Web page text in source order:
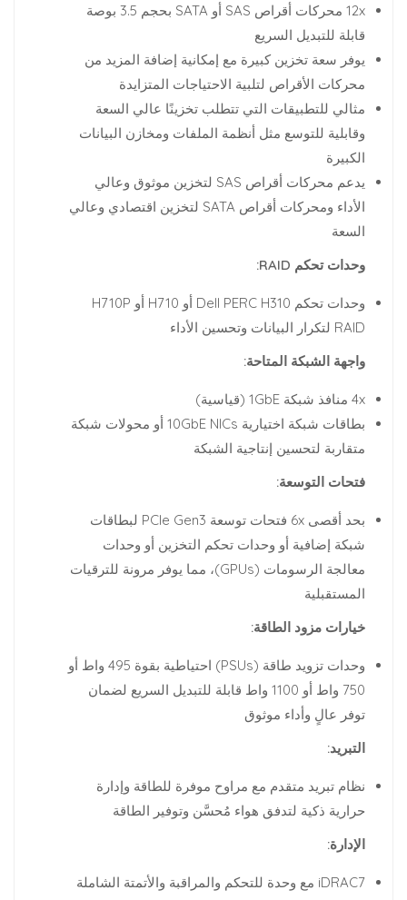
12x محركات أقراص SAS أو SATA بحجم 3.5 بوصة
قابلة للتبديل السريع
يوفر سعة تخزين كبيرة مع إمكانية إضافة المزيد من
محركات الأقراص لتلبية الاحتياجات المتزايدة
مثالي للتطبيقات التي تتطلب تخزينًا عالي السعة
وقابلية للتوسع مثل أنظمة الملفات ومخازن البيانات
الكبيرة
يدعم محركات أقراص SAS لتخزين موثوق وعالي
الأداء ومحركات أقراص SATA لتخزين اقتصادي وعالي
السعة
وحدات تحكم RAID:
وحدات تحكم Dell PERC H310 أو H710 أو H710P
RAID لتكرار البيانات وتحسين الأداء
واجهة الشبكة المتاحة:
4x منافذ شبكة 1GbE (قياسية)
بطاقات شبكة اختيارية 10GbE NICs أو محولات شبكة
متقاربة لتحسين إنتاجية الشبكة
فتحات التوسعة:
بحد أقصى 6x فتحات توسعة PCIe Gen3 لبطاقات
شبكة إضافية أو وحدات تحكم التخزين أو وحدات
معالجة الرسومات (GPUs)، مما يوفر مرونة للترقيات
المستقبلية
خيارات مزود الطاقة:
وحدات تزويد طاقة (PSUs) احتياطية بقوة 495 واط أو
750 واط أو 1100 واط قابلة للتبديل السريع لضمان
توفر عالٍ وأداء موثوق
التبريد:
نظام تبريد متقدم مع مراوح موفرة للطاقة وإدارة
حرارية ذكية لتدفق هواء مُحسَّن وتوفير الطاقة
الإدارة:
iDRAC7 مع وحدة للتحكم والمراقبة والأتمتة الشاملة